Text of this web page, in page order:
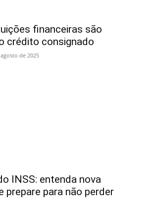
financeiras são
crédito consignado
de 2025
INSS: entenda nova
prepare para não perder